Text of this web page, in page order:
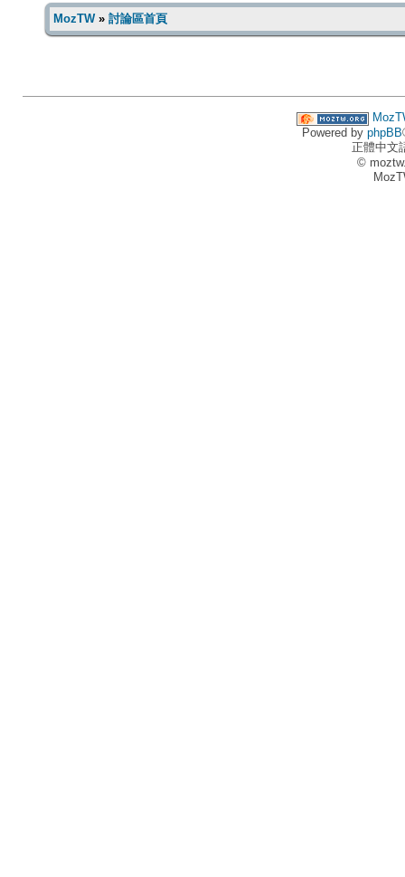
MozTW» 討論區首頁
Powered by phpBB
正體中文
©